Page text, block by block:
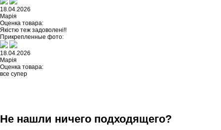
18.04.2026
Марія
Оценка товара:
Якістю теж задоволені!!
Прикрепленные фото:
18.04.2026
Марія
Оценка товара:
все супер
Не нашли ничего подходящего?